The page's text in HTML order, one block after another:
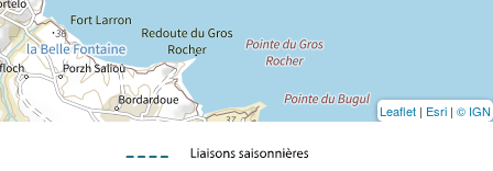
Leaflet | Esri | © IGN